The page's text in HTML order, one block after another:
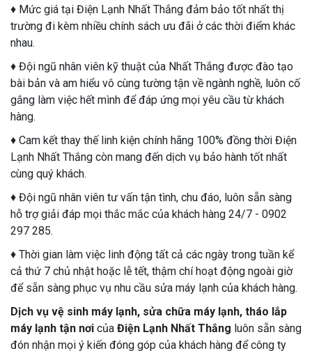
♦ Mức giá tại Điện Lạnh Nhất Thắng đảm bảo tốt nhất thị
trường đi kèm nhiều chính sách ưu đãi ở các thời điểm khác
nhau.
♦ Đội ngũ nhân viên kỹ thuật của Nhất Thắng được đào tạo
bài bản và am hiểu vô cùng tường tận về ngành nghề, luôn cố
gắng làm việc hết mình để đáp ứng mọi yêu cầu từ khách
hàng.
♦ Cam kết thay thế linh kiện chính hãng 100% đồng thời Điện
Lạnh Nhất Thắng còn mang đến dịch vụ bảo hành tốt nhất
cùng quý khách.
♦ Đội ngũ nhân viên tư vấn tận tình, chu đáo, luôn sẵn sàng
hỗ trợ giải đáp mọi thắc mắc của khách hàng 24/7 - 0902
297 285.
♦ Thời gian làm việc linh động tất cả các ngày trong tuần kể
cả thứ 7 chủ nhật hoặc lễ tết, thậm chí hoạt động ngoài giờ
để sẵn sàng phục vụ nhu cầu sửa máy lạnh của khách hàng.
Dịch vụ vệ sinh máy lạnh, sửa chữa máy lạnh, tháo lắp
máy lạnh tận nơi của Điện Lạnh Nhất Thắng luôn sẵn sàng
đón nhận mọi ý kiến đóng góp của khách hàng để công ty